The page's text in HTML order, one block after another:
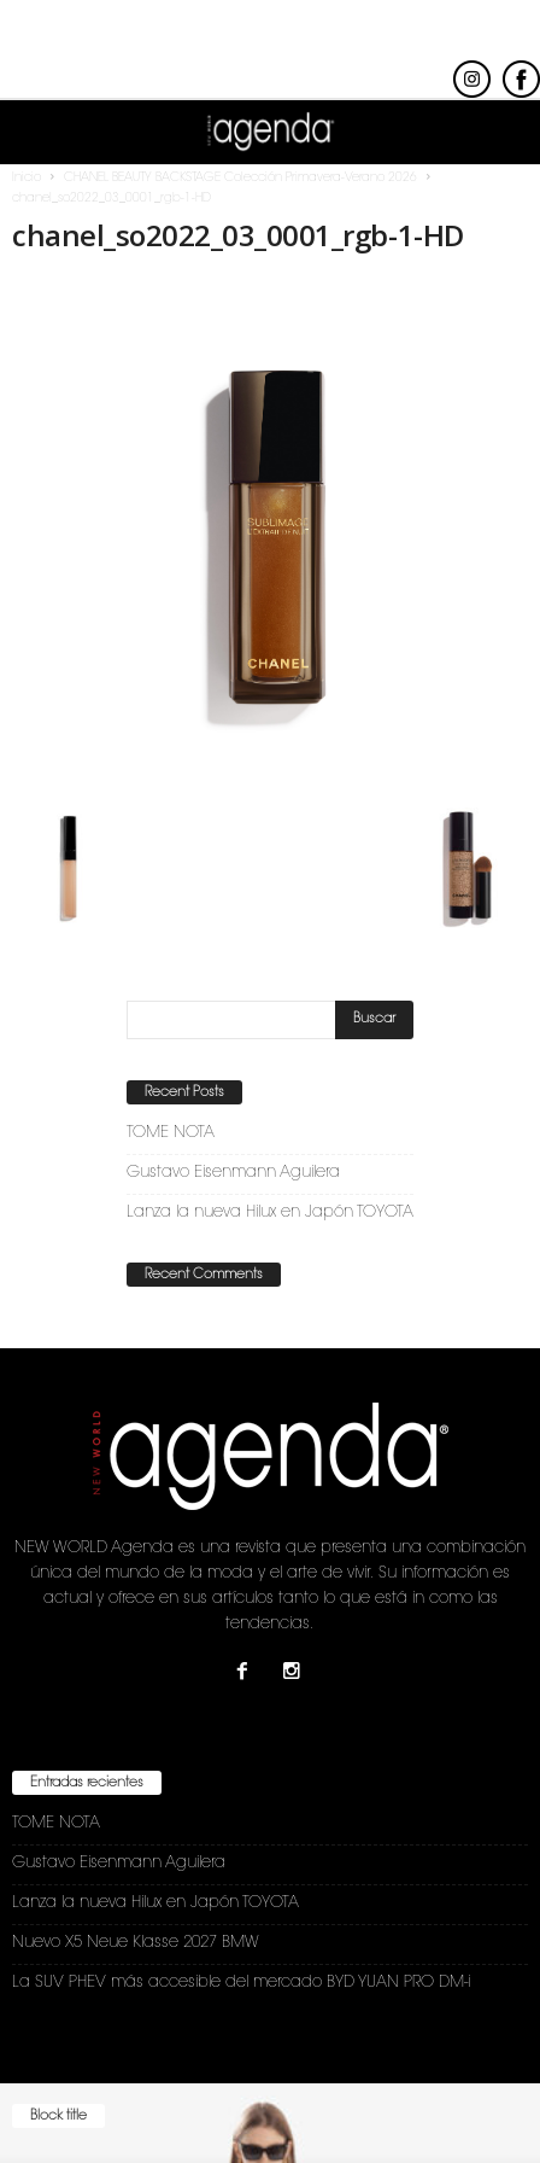
CHANEL BEAUTY BACKSTAGE Colección Primavera-Verano 2026
chanel_so2022_03_0001_rgb-1-HD
chanel_so2022_03_0001_rgb-1-HD
Recent Posts
TOME NOTA
Gustavo Eisenmann Aguilera
Lanza la nueva Hilux en Japón TOYOTA
Recent Comments
NEW WORLD Agenda es una revista que presenta una combinación
única del mundo de la moda y el arte de vivir. Su información es
actual y ofrece en sus artículos tanto lo que está in como las
tendencias.
Entradas recientes
TOME NOTA
Gustavo Eisenmann Aguilera
Lanza la nueva Hilux en Japón TOYOTA
Nuevo X5 Neue Klasse 2027 BMW
La SUV PHEV más accesible del mercado BYD YUAN PRO DM-i
Block title